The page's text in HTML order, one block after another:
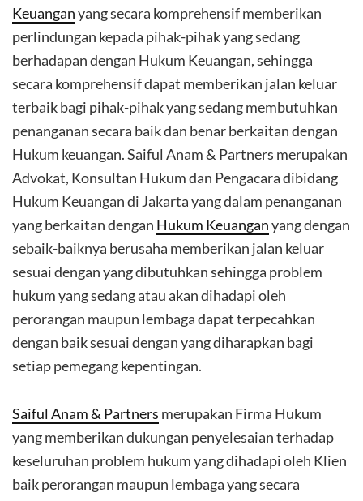
Keuanganyang secara komprehensif memberikan
perlindungan kepada pihak-pihak yang sedang
berhadapan dengan Hukum Keuangan, sehingga
secara komprehensif dapat memberikan jalan keluar
terbaik bagi pihak-pihak yang sedang membutuhkan
penanganan secara baik dan benar berkaitan dengan
Hukum keuangan. Saiful Anam & Partners merupakan
Advokat, Konsultan Hukum dan Pengacara dibidang
Hukum Keuangan di Jakarta yang dalam penanganan
yang berkaitan dengan Hukum Keuanganyang dengan
sebaik-baiknya berusaha memberikan jalan keluar
sesuai dengan yang dibutuhkan sehingga problem
hukum yang sedang atau akan dihadapi oleh
perorangan maupun lembaga dapat terpecahkan
dengan baik sesuai dengan yang diharapkan bagi
setiap pemegang kepentingan.
Saiful Anam & Partners merupakan Firma Hukum
yang memberikan dukungan penyelesaian terhadap
keseluruhan problem hukum yang dihadapi oleh Klien
baik perorangan maupun lembaga yang secara